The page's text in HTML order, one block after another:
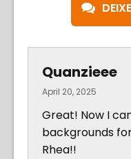
Quanzieee
April 20, 2025
Great! Now I
backgrounds
Rhea!!